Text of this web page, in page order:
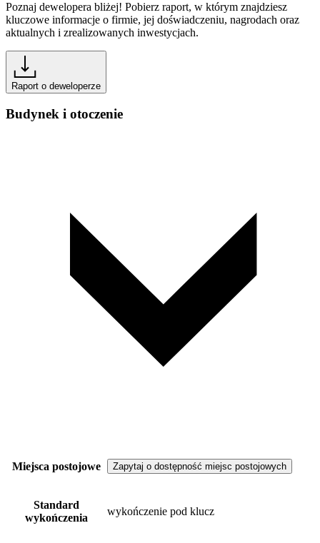
Poznaj dewelopera bliżej! Pobierz raport, w którym znajdziesz
kluczowe informacje o firmie, jej doświadczeniu, nagrodach oraz
aktualnych i zrealizowanych inwestycjach.
Raport o deweloperze
Budynek i otoczenie
Miejsca postojowe Zapytaj o dostępność miejsc postojowych
Standard
wykończenia
wykończenie pod klucz